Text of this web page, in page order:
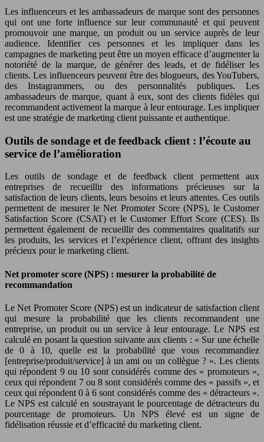
Les influenceurs et les ambassadeurs de marque sont des personnes
qui ont une forte influence sur leur communauté et qui peuvent
promouvoir une marque, un produit ou un service auprès de leur
audience. Identifier ces personnes et les impliquer dans les
campagnes de marketing peut être un moyen efficace d’augmenter la
notoriété de la marque, de générer des leads, et de fidéliser les
clients. Les influenceurs peuvent être des blogueurs, des YouTubers,
des Instagrammers, ou des personnalités publiques. Les
ambassadeurs de marque, quant à eux, sont des clients fidèles qui
recommandent activement la marque à leur entourage. Les impliquer
est une stratégie de marketing client puissante et authentique.
Outils de sondage et de feedback client : l’écoute au
service de l’amélioration
Les outils de sondage et de feedback client permettent aux
entreprises de recueillir des informations précieuses sur la
satisfaction de leurs clients, leurs besoins et leurs attentes. Ces outils
permettent de mesurer le Net Promoter Score (NPS), le Customer
Satisfaction Score (CSAT) et le Customer Effort Score (CES). Ils
permettent également de recueillir des commentaires qualitatifs sur
les produits, les services et l’expérience client, offrant des insights
précieux pour le marketing client.
Net promoter score (NPS) : mesurer la probabilité de
recommandation
Le Net Promoter Score (NPS) est un indicateur de satisfaction client
qui mesure la probabilité que les clients recommandent une
entreprise, un produit ou un service à leur entourage. Le NPS est
calculé en posant la question suivante aux clients : « Sur une échelle
de 0 à 10, quelle est la probabilité que vous recommandiez
[entreprise/produit/service] à un ami ou un collègue ? ». Les clients
qui répondent 9 ou 10 sont considérés comme des « promoteurs »,
ceux qui répondent 7 ou 8 sont considérés comme des « passifs », et
ceux qui répondent 0 à 6 sont considérés comme des « détracteurs ».
Le NPS est calculé en soustrayant le pourcentage de détracteurs du
pourcentage de promoteurs. Un NPS élevé est un signe de
fidélisation réussie et d’efficacité du marketing client.